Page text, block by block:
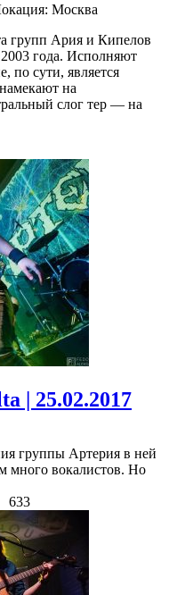
Москва
групп Ария и Кипелов
года. Исполняют
по сути, является
на
слог тер — на
| 25.02.2017
группы Артерия в ней
много вокалистов. Но
633